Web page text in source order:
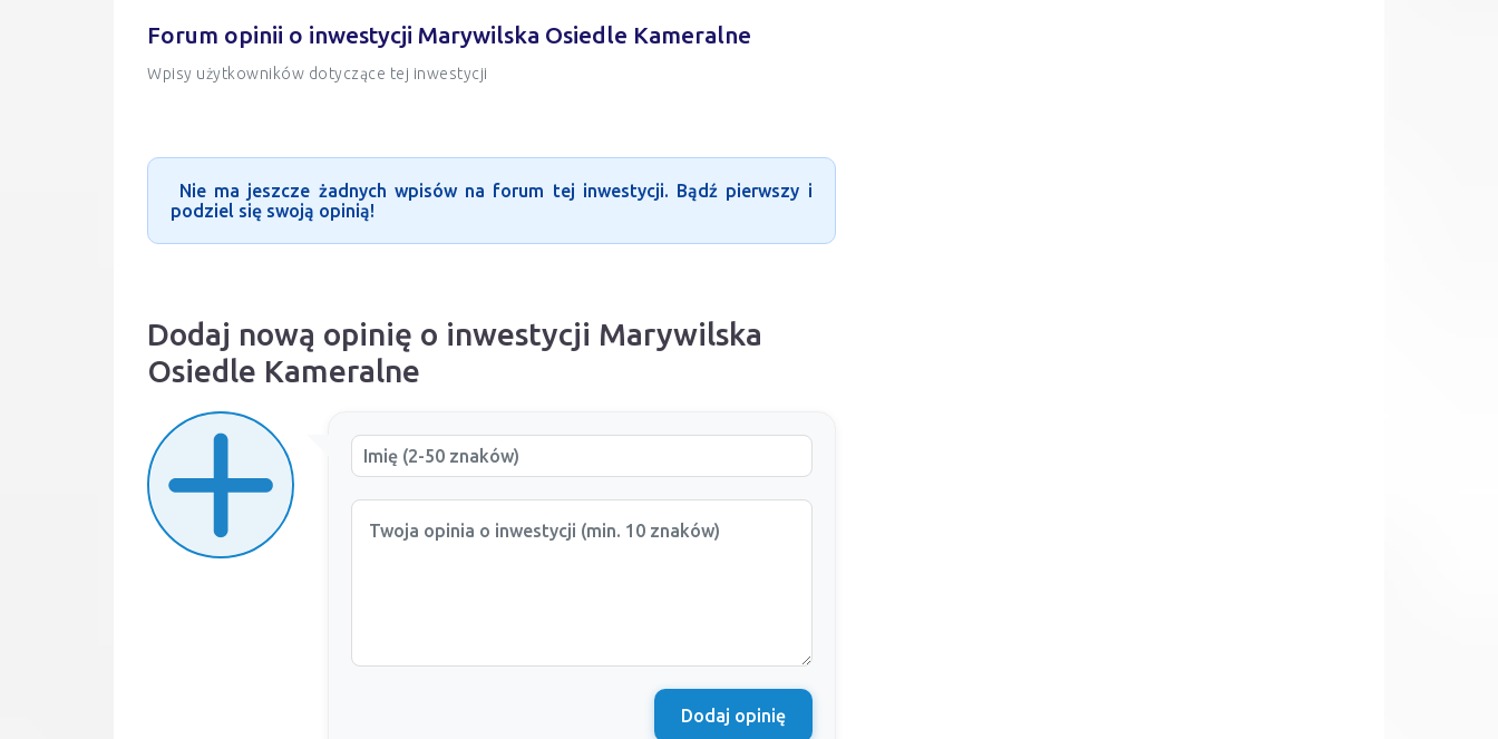
Forum opinii o inwestycji Marywilska Osiedle Kameralne
Wpisy użytkowników dotyczące tej inwestycji
Nie ma jeszcze żadnych wpisów na forum tej inwestycji. Bądź pierwszy i
podziel się swoją opinią!
Dodaj nową opinię o inwestycji Marywilska
Osiedle Kameralne
Dodaj opinię